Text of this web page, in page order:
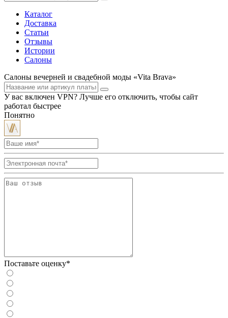
Каталог
Доставка
Статьи
Отзывы
Истории
Салоны
Салоны вечерней и свадебной моды «Vita Brava»
У вас включен VPN? Лучше его отключить, чтобы сайт
работал быстрее
Понятно
Поставьте оценку*